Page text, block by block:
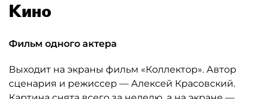
Кино
Фильм одного актера
Выходит на экраны фильм «Коллектор». Автор
сценария и режиссер — Алексей Красовский.